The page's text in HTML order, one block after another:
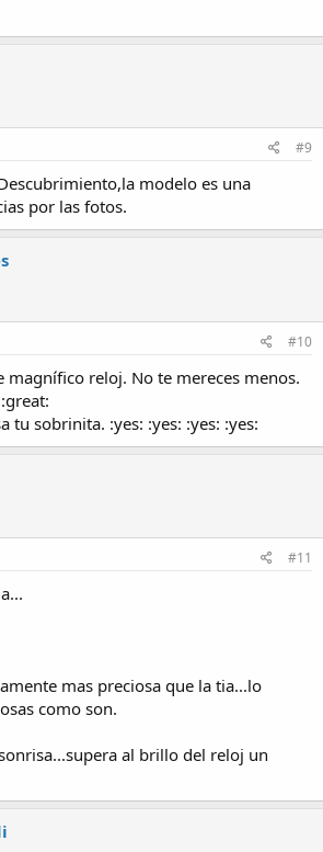
#9
modelo es una
por las fotos.
#10
magnífico reloj. No te mereces menos.
tu sobrinita. :yes: :yes: :yes: :yes:
#11
mas preciosa que la tia...lo
como son.
al brillo del reloj un